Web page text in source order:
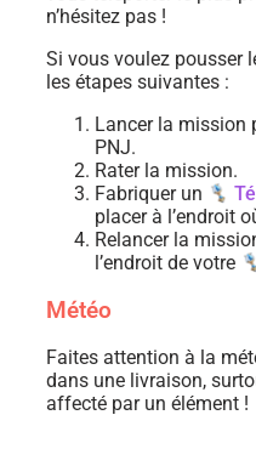
n’hésitez pas !
Si vous voulez pousser
les étapes suivantes :
Lancer la mission
PNJ.
Rater la mission.
Fabriquer un
placer à l’endroit
Relancer la
l’endroit de votre
Météo
Faites attention à la
dans une livraison,
affecté par un élément !